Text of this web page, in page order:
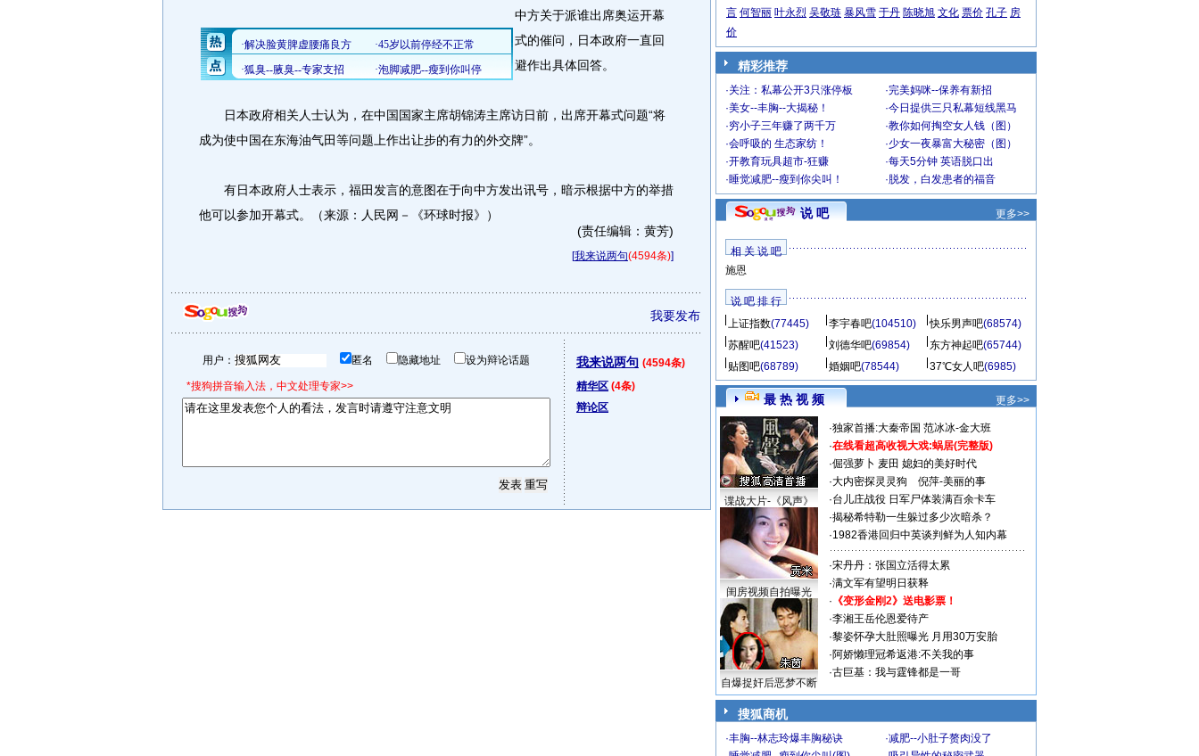
中方关于派谁出席奥运开幕
式的催问，日本政府一直回
避作出具体回答。
日本政府相关人士认为，在中国国家主席胡锦涛主席访日前，出席开幕式问题“将
成为使中国在东海油气田等问题上作出让步的有力的外交牌”。
有日本政府人士表示，福田发言的意图在于向中方发出讯号，暗示根据中方的举措
他可以参加开幕式。（来源：人民网－《环球时报》）
(责任编辑：黄芳)
[我来说两句(4594条)]
我要发布
用户： 匿名 隐藏地址 设为辩论话题
*搜狗拼音输入法，中文处理专家>>
我来说两句 (4594条)
精华区 (4条)
辩论区
言 何智丽 叶永烈 吴敬琏 暴风雪 于丹 陈晓旭 文化 票价 孔子 房
价
精彩推荐
·关注：私幕公开3只涨停板 ·完美妈咪--保养有新招
·美女--丰胸--大揭秘！ ·今日提供三只私幕短线黑马
·穷小子三年赚了两千万 ·教你如何掏空女人钱（图）
·会呼吸的 生态家纺！ ·少女一夜暴富大秘密（图）
·开教育玩具超市-狂赚 ·每天5分钟 英语脱口出
·睡觉减肥--瘦到你尖叫！ · 脱发，白发患者的福音
说 吧 更多>>
相 关 说 吧
施恩
说 吧 排 行
上证指数(77445) 李宇春吧(104510) 快乐男声吧(68574)
苏醒吧(41523) 刘德华吧(69854) 东方神起吧(65744)
贴图吧(68789) 婚姻吧(78544) 37℃女人吧(6985)
最 热 视 频 更多>>
谍战大片-《风声》
闺房视频自拍曝光
自爆捉奸后恶梦不断
·独家首播:大秦帝国 范冰冰-金大班
·在线看超高收视大戏:蜗居(完整版)
·倔强萝卜 麦田 媳妇的美好时代
·大内密探灵灵狗
倪萍-美丽的事
·台儿庄战役 日军尸体装满百余卡车
·揭秘希特勒一生躲过多少次暗杀？
·1982香港回归中英谈判鲜为人知内幕
·宋丹丹：张国立活得太累
·满文军有望明日获释
· 《变形金刚2》送电影票！
·李湘王岳伦恩爱待产
·黎姿怀孕大肚照曝光 月用30万安胎
·阿娇懒理冠希返港:不关我的事
·古巨基：我与霆锋都是一哥
搜狐商机
·丰胸--林志玲爆丰胸秘诀 ·减肥--小肚子赘肉没了